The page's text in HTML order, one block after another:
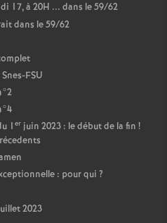
17, à 20H ... dans le 59/62
dans le 59/62
FSU
1 er juin 2023 : le début de la fin !
: pour qui ?
2023